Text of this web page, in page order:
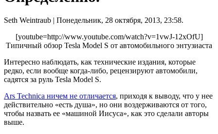
Seth Weintraub | Понедельник, 28 октября, 2013, 23:58.
[youtube=http://www.youtube.com/watch?v=1vwJ-12xOfU]
Типичный обзор Tesla Model S от автомобильного энтузиаста
Интересно наблюдать, как технические издания, которые
редко, если вообще когда-либо, рецензируют автомобили,
садятся за руль Tesla Model S.
Ars Technica ничем не отличается, приходя к выводу, что у нее
действительно «есть душа», но они воздерживаются от того,
чтобы назвать ее «машиной Иисуса», как это сделали авторы
выше.